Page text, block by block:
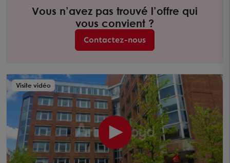
Vous n’avez pas trouvé l’offre qui
vous convient ?
Contactez-nous
Visite vidéo